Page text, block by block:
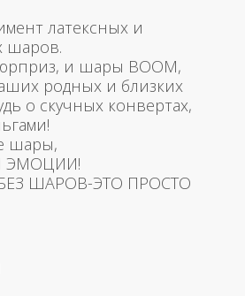
латексных и
шаров.
и шары BOOM,
родных и близких
о скучных конвертах,
шары,
ЭМОЦИИ!
ШАРОВ-ЭТО ПРОСТО